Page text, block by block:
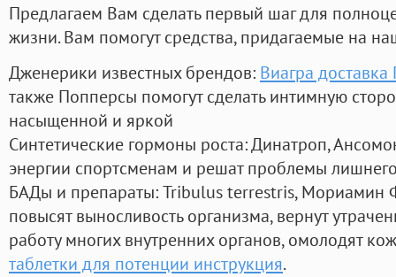
Предлагаем Вам сделать первый шаг для
жизни. Вам помогут средства, придагаемые на
Дженерики известных брендов: Виагра
также Попперсы помогут сделать интимную
насыщенной и яркой
Синтетические гормоны роста: Динатроп,
энергии спортсменам и решат проблемы
БАДы и препараты:Tribulus terrestris, Мориамин
повысят выносливость организма, вернут
работу многих внутренних органов, омолодят
таблетки для потенции инструкция.